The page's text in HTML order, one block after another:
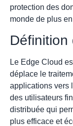
protection des
monde de plus
Définition
Le Edge Cloud
déplace le
applications vers
des utilisateurs
distribuée qui
plus efficace et